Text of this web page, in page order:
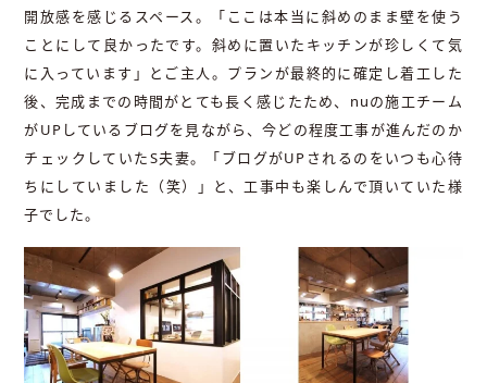
開放感を感じるスペース。「ここは本当に斜めのまま壁を使う
ことにして良かったです。斜めに置いたキッチンが珍しくて気
に入っています」とご主人。プランが最終的に確定し着工した
後、完成までの時間がとても長く感じたため、nuの施工チーム
がUPしているブログを見ながら、今どの程度工事が進んだのか
チェックしていたS夫妻。「ブログがUPされるのをいつも心待
ちにしていました（笑）」と、工事中も楽しんで頂いていた様
子でした。